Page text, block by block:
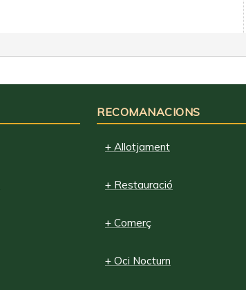
RECOMANACIONS
+ Allotjament
+ Restauració
+ Comerç
+ Oci Nocturn